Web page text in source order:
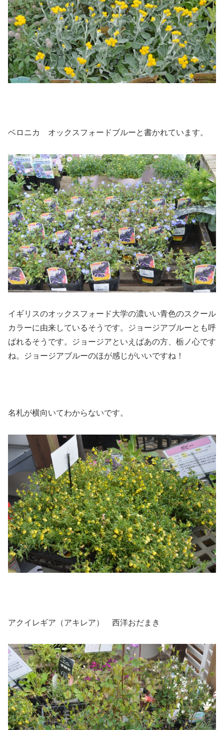
ベロニカ オックスフォードブルーと書かれています。
イギリスのオックスフォード大学の濃いい青色のスクール
カラーに由来しているそうです。ジョージアブルーとも呼
ばれるそうです。ジョージアといえばあの方、栃ノ心です
ね。ジョージアブルーのほが感じがいいですね！
名札が横向いてわからないです。
アクイレギア（アキレア） 西洋おだまき